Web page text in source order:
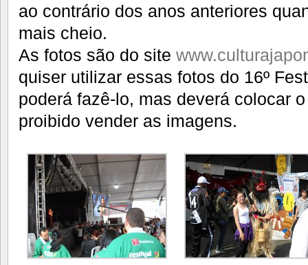
ao contrário dos anos anteriores
mais cheio.
As fotos são do site
quiser utilizar essas fotos do 16º
poderá fazê-lo, mas deverá colocar
proibido vender as imagens.